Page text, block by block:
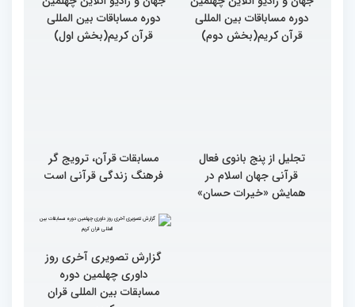
دوره مساباقات بین المللی
قرآن کریم(بخش دوم)
دوره مساباقات بین المللی
قرآن کریم(بخش اول)
تجلیل از پنج بانوی فعال
قرآنی جهان اسلام در
همایش «خیرات حسان»
مسابقات قرآن، ترویج گر
فرهنگ زندگی قرآنی است